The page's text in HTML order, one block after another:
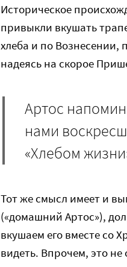
Историческое
привыкли вкушать
хлеба и по Вознесении,
надеясь на скорое
Артос
нами
«Хлебом
Тот же смысл имеет и
(«домашний Артос»),
вкушаем его вместе со
видеть. Впрочем, это